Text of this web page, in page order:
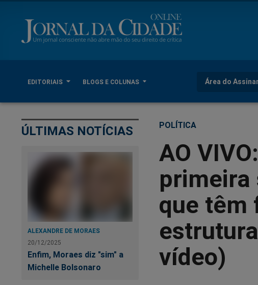
EDITORIAIS BLOGS E COLUNAS Área do
ÚLTIMAS NOTÍCIAS
ALEXANDRE DE MORAES
20/12/2025
Enfim, Moraes diz "sim" a
Michelle Bolsonaro
POLÍTICA
AO
primeira
que têm
vídeo)